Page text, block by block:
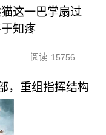
这一巴掌扇过
知疼
阅读 15756
，重组指挥结构